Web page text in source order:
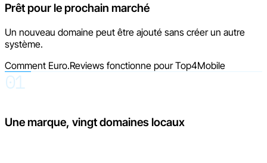
Prêt pour le prochain marché
Un nouveau domaine peut être ajouté sans créer un autre
système.
Comment Euro.Reviews fonctionne pour Top4Mobile
01
Une marque, vingt domaines locaux